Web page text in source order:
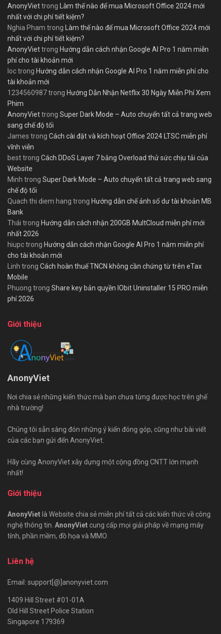
AnonyViettrong Làm thế nào để mua Microsoft Office 2024 mới
nhất với chi phí tiết kiệm?
Nghia Pham trong Làm thế nào để mua Microsoft Office 2024 mới
nhất với chi phí tiết kiệm?
AnonyViettrong Hướng dẫn cách nhận Google AI Pro 1 năm miễn
phí cho tài khoản mới
loctrong Hướng dẫn cách nhận Google AI Pro 1 năm miễn phí cho
tài khoản mới
1234560987trong Hướng Dẫn Nhận Netflix 30 Ngày Miễn Phí Xem
Phim
AnonyViettrong Super Dark Mode – Auto chuyển tất cả trang web
sang chế độ tối
James trong Cách cài đặt và kích hoạt Office 2024 LTSC miễn phí
vĩnh viễn
besttrong Cách DDoS Layer 7 bằng Overload thử sức chịu tải của
Website
Minh trong Super Dark Mode – Auto chuyển tất cả trang web sang
chế độ tối
Quach thi diem hang trong Hướng dẫn chế ảnh số dư tài khoản MB
Bank
Thái trong Hướng dẫn cách nhận 200GB MultCloud miễn phí mới
nhất 2026
hiupctrong Hướng dẫn cách nhận Google AI Pro 1 năm miễn phí
cho tài khoản mới
Linh trong Cách hoàn thuế TNCN không cần chứng từ trên eTax
Mobile
Phuong trong Share key bản quyền IObit Uninstaller 15 PRO miễn
phí 2026
Giới thiệu
AnonyViet
Nơi chia sẻ những kiến thức mà bạn chưa từng được học trên ghế
nhà trường!
Chúng tôi sẵn sàng đón những ý kiến đóng góp, cũng như bài viết
của các bạn gửi đến AnonyViet.
Hãy cùng AnonyViet xây dựng một cộng đồng CNTT lớn mạnh
nhất!
Giới thiệu
AnonyViet là Website chia sẻ miễn phí tất cả các kiến thức về công
nghệ thông tin. AnonyViet cung cấp mọi giải pháp về mạng máy
tính, phần mềm, đồ họa và MMO.
Liên hệ
Email: support[@]anonyviet.com
1409 Hill Street #01-01A
Old Hill Street Police Station
Singapore 179369